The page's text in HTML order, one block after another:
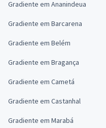
Gradiente em Ananindeua
Gradiente em Barcarena
Gradiente em Belém
Gradiente em Bragança
Gradiente em Cametá
Gradiente em Castanhal
Gradiente em Marabá